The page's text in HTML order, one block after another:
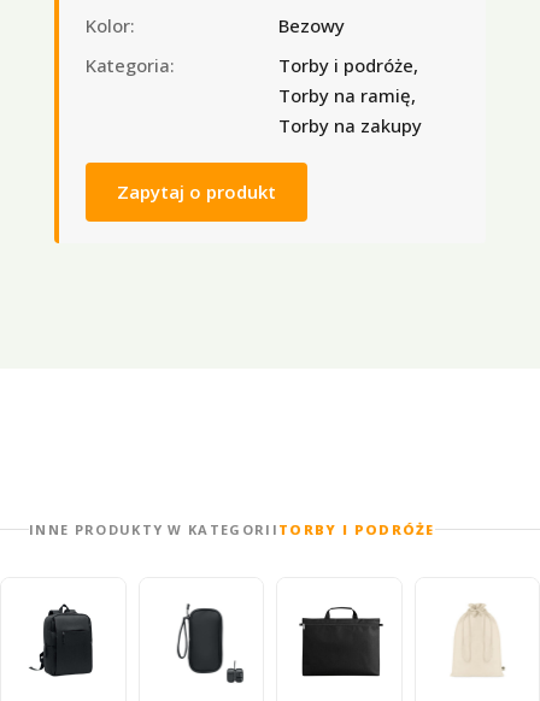
Kolor:
Bezowy
Kategoria:
Torby i podróże,
Torby na ramię,
Torby na zakupy
Zapytaj o produkt
INNE PRODUKTY W KATEGORII TORBY I PODRÓŻE